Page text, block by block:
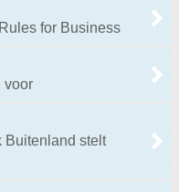
for Business
voor
Buitenland stelt